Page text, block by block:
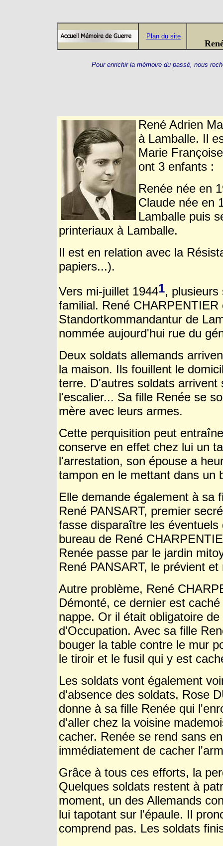
Plan du site
Pour enrichir la mémoire du passé, nous
René Adrien
à Lamballe. Il
Marie
ont 3 enfants :
Renée née en
Claude née en
Lamballe puis
printeriaux à Lamballe.
Il est en relation avec la
papiers...).
Vers mi-juillet 19441, plusieurs
familial. René
Standortkommandantur de
nommée aujourd'hui rue du
Deux soldats allemands
la maison. Ils fouillent le
terre. D'autres soldats
l'escalier... Sa fille Renée se
mère avec leurs armes.
Cette perquisition peut
conserve en effet chez lui un
l'arrestation, son épouse a
tampon en le mettant dans un
Elle demande également à sa
René PANSART, premier
fasse disparaître les
bureau de René
Renée passe par le jardin
René PANSART, le prévient
Autre problème, René
Démonté, ce dernier est
nappe. Or il était obligatoire
d'Occupation. Avec sa fille
bouger la table contre le mur
le tiroir et le fusil qui y est
Les soldats vont également
d'absence des soldats, Rose
donne à sa fille Renée qui
d'aller chez la voisine
cacher. Renée se rend sans
immédiatement de cacher
Grâce à tous ces efforts, la
Quelques soldats restent à
moment, un des Allemands
lui tapotant sur l'épaule. Il
comprend pas. Les soldats